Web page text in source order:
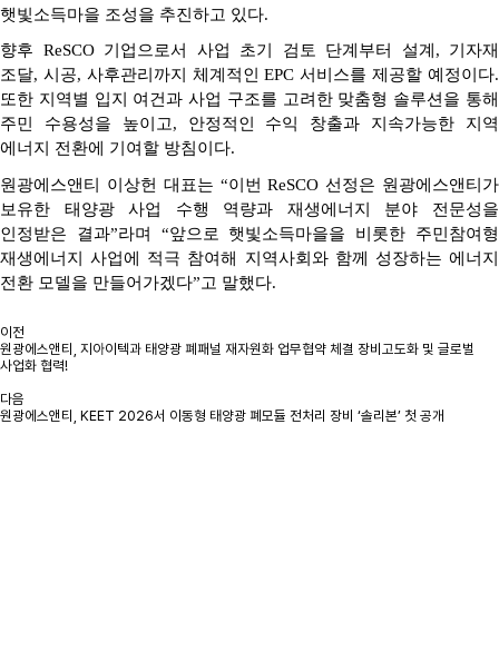
햇빛소득마을 조성을 추진하고 있다.
향후 ReSCO 기업으로서 사업 초기 검토 단계부터 설계 , 기자재
조달, 시공, 사후관리까지 체계적인 EPC서비스를 제공할 예정이다.
또한 지역별 입지 여건과 사업 구조를 고려한 맞춤형 솔루션을 통해
주민 수용성을 높이고, 안정적인 수익 창출과 지속가능한 지역
에너지 전환에 기여할 방침이다.
원광에스앤티 이상헌 대표는 “이번 ReSCO선정은 원광에스앤티가
보유한 태양광 사업 수행 역량과 재생에너지 분야 전문성을
인정받은 결과”라며 “앞으로 햇빛소득마을을 비롯한 주민참여형
재생에너지 사업에 적극 참여해 지역사회와 함께 성장하는 에너지
전환 모델을 만들어가겠다”고 말했다.
이전
원광에스앤티, 지아이텍과 태양광 폐패널 재자원화 업무협약 체결 장비고도화 및 글로벌
사업화 협력!
다음
원광에스앤티, KEET 2026서 이동형 태양광 폐모듈 전처리 장비 ‘솔리본’ 첫 공개